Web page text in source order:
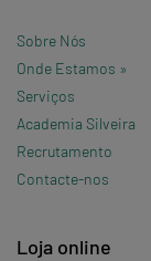
Sobre Nós
Onde Estamos »
Serviços
Academia Silveira
Recrutamento
Contacte-nos
Loja online